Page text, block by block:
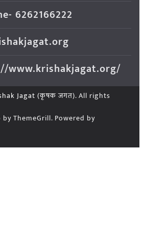
6262166222
www.krishakjagat.org/
Jagat (कृषक जगत). All rights
by ThemeGrill. Powered by